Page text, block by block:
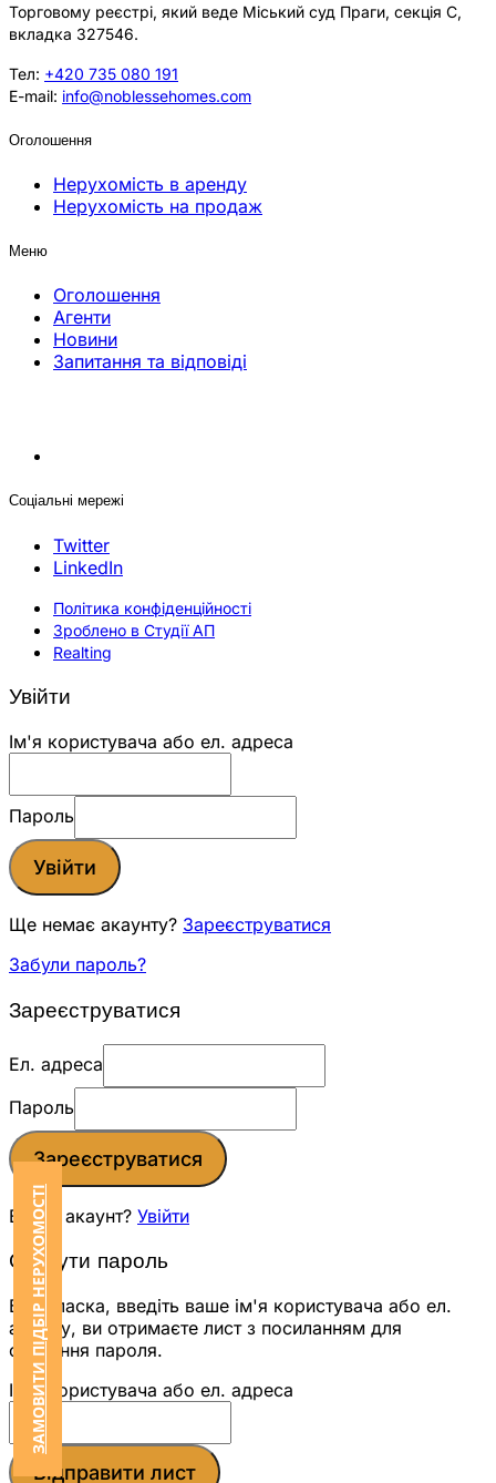
Торговому реєстрі, який веде Міський суд Праги, секція C,
вкладка 327546.
Тел: +420 735 080 191
E-mail: info@noblessehomes.com
Оголошення
Нерухомість в аренду
Нерухомість на продаж
Меню
Оголошення
Агенти
Новини
Запитання та відповіді
Соціальні мережі
Twitter
LinkedIn
Політика конфіденційності
Зроблено в Студії АП
Realting
ЗАМОВИТИ ПІДБІР НЕРУХОМОСТІ
Увійти
Ім'я користувача або ел. адреса
Пароль
Увійти
Ще немає акаунту? Зареєструватися
Забули пароль?
Зареєструватися
Ел. адреса
Пароль
Зареєструватися
Вже є акаунт? Увійти
Скинути пароль
Будь ласка, введіть ваше ім'я користувача або ел.
адресу, ви отримаєте лист з посиланням для
скидання пароля.
Ім'я користувача або ел. адреса
Відправити лист